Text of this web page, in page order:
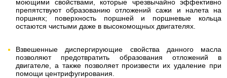
моющими свойствами, которые чрезвычайно эффективно
препятствуют образованию отложений сажи и налета на
поршнях; поверхность поршней и поршневые кольца
остаются чистыми даже в высокомощных двигателях.
Взвешенные диспергирующие свойства данного масла
позволяют предотвратить образования отложений в
двигателе, а также позволяет произвести их удаление при
помощи центрифугирования.